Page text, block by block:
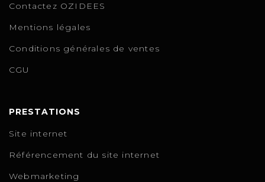
Contactez OZIDEES
Mentions légales
Conditions générales de ventes
CGU
PRESTATIONS
Site internet
Référencement du site internet
Webmarketing